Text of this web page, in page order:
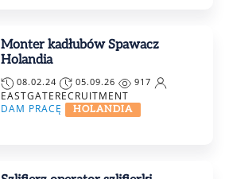
Monter kadłubów Spawacz
Holandia
08.02.24 05.09.26 917
EASTGATERECRUITMENT
DAM PRACĘ
HOLANDIA